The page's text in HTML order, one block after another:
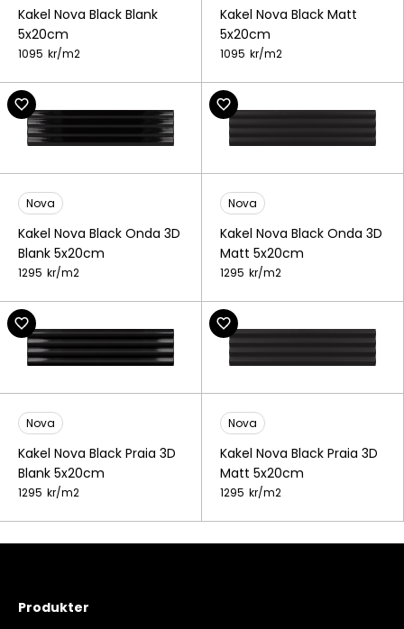
Kakel Nova Black Blank
5x20cm
1095 kr/m2
Kakel Nova Black Matt
5x20cm
1095 kr/m2
Nova
Kakel Nova Black Onda 3D
Blank 5x20cm
1295 kr/m2
Nova
Kakel Nova Black Onda 3D
Matt 5x20cm
1295 kr/m2
Nova
Kakel Nova Black Praia 3D
Blank 5x20cm
1295 kr/m2
Nova
Kakel Nova Black Praia 3D
Matt 5x20cm
1295 kr/m2
Produkter